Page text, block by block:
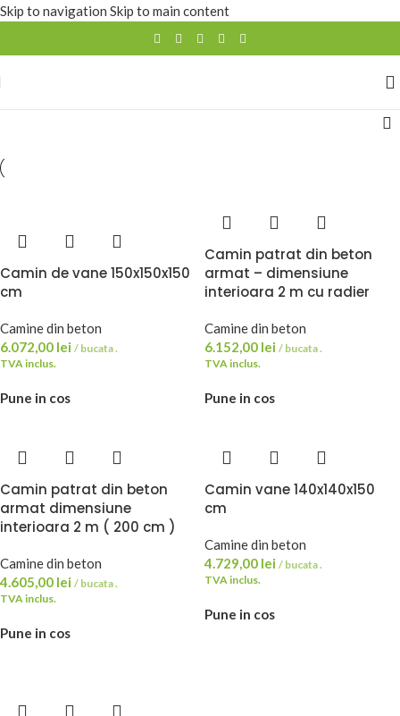
Skip to navigation Skip to main content
Camin de vane 150x150x150
cm
Camine din beton
6.072,00 lei / bucata .
TVA inclus.
Pune in cos
Camin patrat din beton
armat – dimensiune
interioara 2 m cu radier
Camine din beton
6.152,00 lei / bucata .
TVA inclus.
Pune in cos
Camin patrat din beton
armat dimensiune
interioara 2 m ( 200 cm )
Camine din beton
4.605,00 lei / bucata .
TVA inclus.
Pune in cos
Camin vane 140x140x150
cm
Camine din beton
4.729,00 lei / bucata .
TVA inclus.
Pune in cos